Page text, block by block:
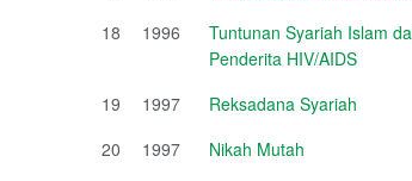
18
1996
Tuntunan Syariah Islam
Penderita HIV/AIDS
19
1997
Reksadana Syariah
20
1997
Nikah Mutah